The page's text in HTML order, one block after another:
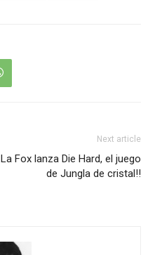
Next article
La Fox lanza Die Hard, el juego
de Jungla de cristal!!